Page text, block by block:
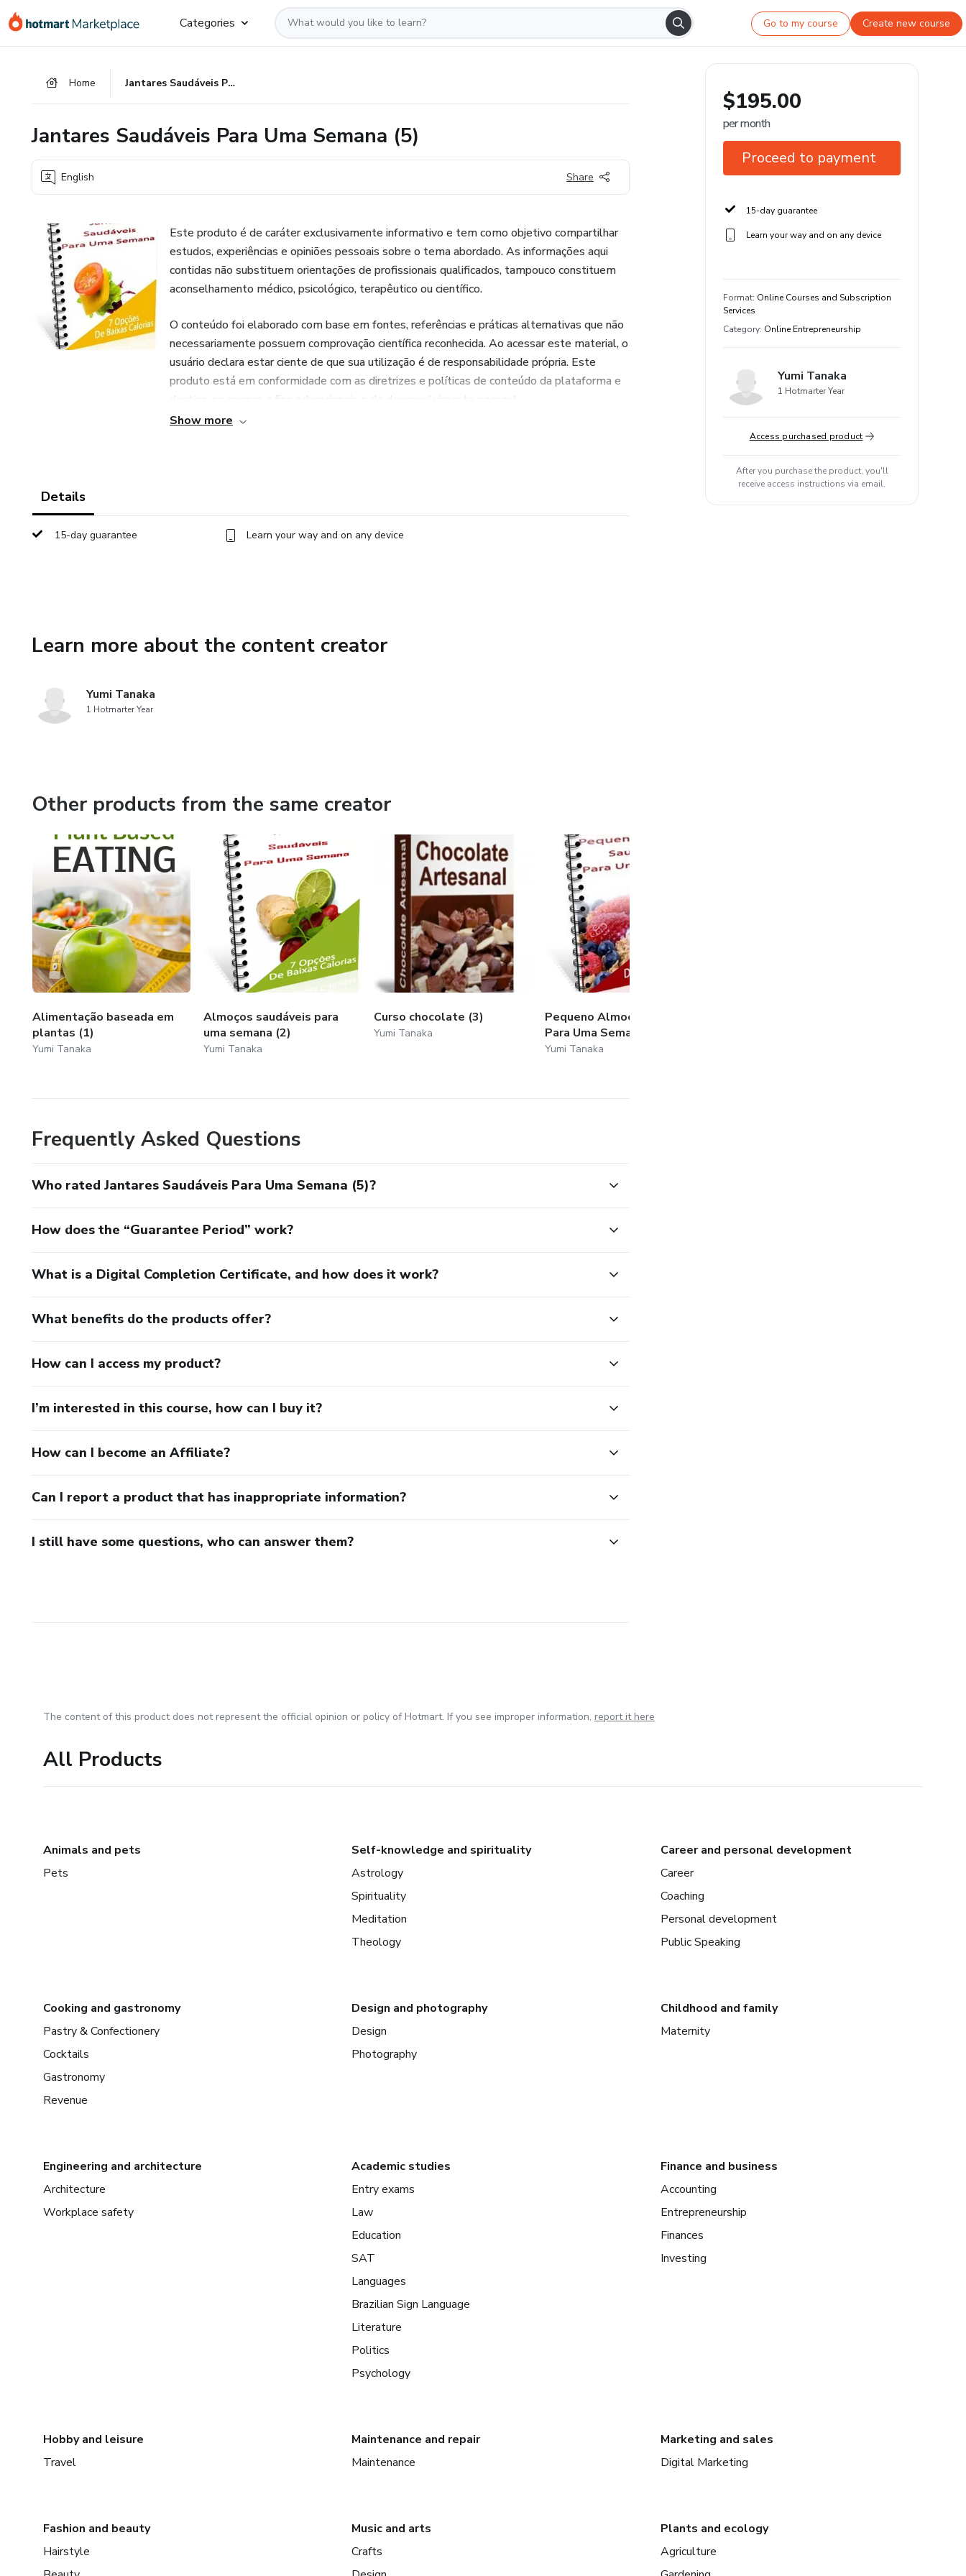
Go
Go
Go
Categories Go to my course Create new course
Home Jantares Saudáveis Para Uma Semana (5)
Jantares Saudáveis Para Uma Semana (5)
English Share
Este produto é de caráter exclusivamente informativo e tem como objetivo compartilhar
estudos, experiências e opiniões pessoais sobre o tema abordado. As informações aqui
contidas não substituem orientações de profissionais qualificados, tampouco constituem
aconselhamento médico, psicológico, terapêutico ou científico.
O conteúdo foi elaborado com base em fontes, referências e práticas alternativas que não
necessariamente possuem comprovação científica reconhecida. Ao acessar este material, o
usuário declara estar ciente de que sua utilização é de responsabilidade própria. Este
produto está em conformidade com as diretrizes e políticas de conteúdo da plataforma e
destina-se apenas a fins educacionais e de desenvolvimento pessoal.
Show more
Details
15-day guarantee Learn your way and on any device
Learn more about the content creator
Yumi Tanaka
1 Hotmarter Year
Other products from the same creator
Alimentação baseada em
plantas (1)
Yumi Tanaka
Almoços saudáveis para
uma semana (2)
Yumi Tanaka
Curso chocolate (3)
Yumi Tanaka
Pequeno Almoço Saudável
Para Uma Semana (4)
Yumi Tanaka
Frequently Asked Questions
Who rated Jantares Saudáveis Para Uma Semana (5)?
How does the “Guarantee Period” work?
What is a Digital Completion Certificate, and how does it work?
What benefits do the products offer?
How can I access my product?
I’m interested in this course, how can I buy it?
How can I become an Affiliate?
Can I report a product that has inappropriate information?
I still have some questions, who can answer them?
$195.00
per month
Proceed to payment
15-day guarantee
Learn your way and on any device
Format: Online Courses and Subscription
Services
Category: Online Entrepreneurship
Yumi Tanaka
1 Hotmarter Year
Access purchased product
After you purchase the product, you'll
receive access instructions via email.
The content of this product does not represent the official opinion or policy of Hotmart. If you see improper information, report it here
All Products
Animals and pets
Pets
Self-knowledge and spirituality
Astrology
Spirituality
Meditation
Theology
Career and personal development
Career
Coaching
Personal development
Public Speaking
Cooking and gastronomy
Pastry & Confectionery
Cocktails
Gastronomy
Revenue
Design and photography
Design
Photography
Childhood and family
Maternity
Engineering and architecture
Architecture
Workplace safety
Academic studies
Entry exams
Law
Education
SAT
Languages
Brazilian Sign Language
Literature
Politics
Psychology
Finance and business
Accounting
Entrepreneurship
Finances
Investing
Hobby and leisure
Travel
Maintenance and repair
Maintenance
Marketing and sales
Digital Marketing
Fashion and beauty
Hairstyle
Music and arts
Crafts
Plants and ecology
Agriculture